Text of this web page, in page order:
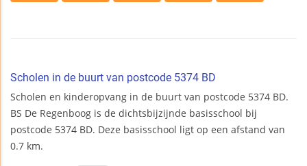
Scholen in de buurt van postcode 5374 BD
Scholen en kinderopvang in de buurt van postcode 5374 BD.
BS De Regenboog is de dichtsbijzijnde basisschool bij
postcode 5374 BD. Deze basisschool ligt op een afstand van
0.7 km.